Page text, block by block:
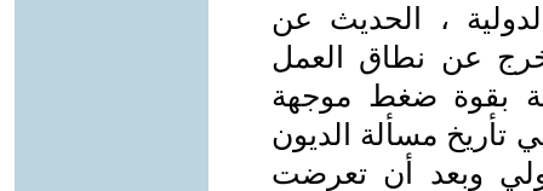
، الحديث عن
عن نطاق العمل
بقوة ضغط موجهة
تأريخ مسألة الديون
الدولي وبعد أن تعرضت